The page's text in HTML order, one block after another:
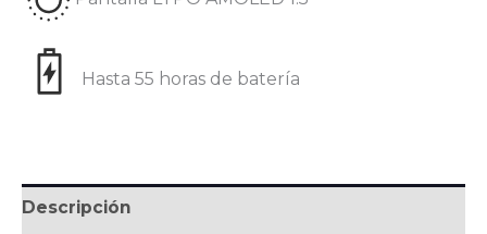
Hasta 55 horas de batería
Descripción